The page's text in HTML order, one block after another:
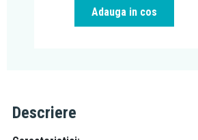
Adauga in cos
Descriere